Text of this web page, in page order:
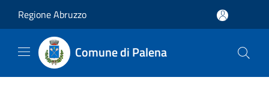
Regione Abruzzo
Comune di Palena